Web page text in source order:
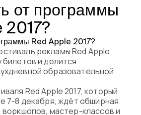
Creators
festival
от программы
2017?
рекламы Red Apple
и делится
образовательной
Red Apple 2017, который
7-8 декабря, ждёт обширная
мастер-классов и